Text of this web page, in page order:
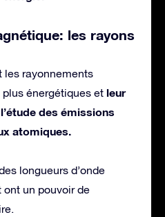
les rayons
les rayonnements
énergétiques et leur
des émissions
atomiques.
longueurs d’onde
ont un pouvoir de